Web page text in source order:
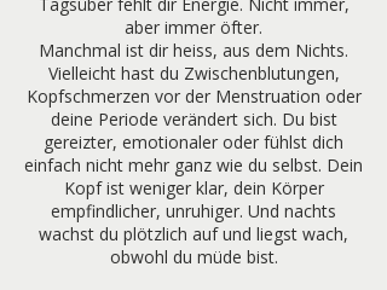
aber immer öfter.
Manchmal ist dir heiss, aus dem Nichts.
Vielleicht hast du Zwischenblutungen,
Kopfschmerzen vor der Menstruation oder
deine Periode verändert sich. Du bist
gereizter, emotionaler oder fühlst dich
einfach nicht mehr ganz wie du selbst. Dein
Kopf ist weniger klar, dein Körper
empfindlicher, unruhiger. Und nachts
wachst du plötzlich auf und liegst wach,
obwohl du müde bist.